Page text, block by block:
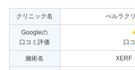
クリニック名 ぺルラク
Googleの
口コミ評価
口
施術名 XERF